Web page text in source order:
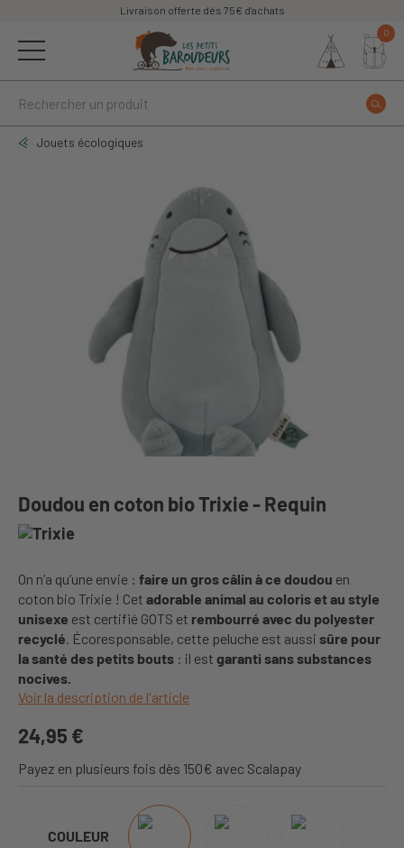
Livraison offerte dès 75€ d'achats
0
Jouets écologiques
Doudou en coton bio Trixie - Requin
On n’a qu’une envie : faire un gros câlin à ce doudou en
coton bio Trixie ! Cet adorable animal au coloris et au style
unisexe est certifié GOTS et rembourré avec du polyester
recyclé. Écoresponsable, cette peluche est aussi sûre pour
la santé des petits bouts : il est garanti sans substances
nocives.
Voir la description de l'article
24,95 €
Payez en plusieurs fois dès 150€ avec Scalapay
COULEUR